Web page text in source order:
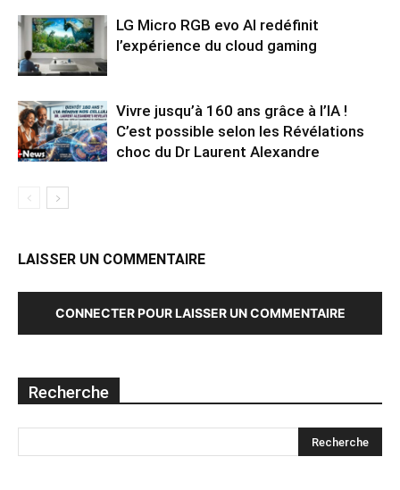
LG Micro RGB evo AI redéfinit
l’expérience du cloud gaming
Vivre jusqu’à 160 ans grâce à l’IA !
C’est possible selon les Révélations
choc du Dr Laurent Alexandre
LAISSER UN COMMENTAIRE
CONNECTER POUR LAISSER UN COMMENTAIRE
Recherche